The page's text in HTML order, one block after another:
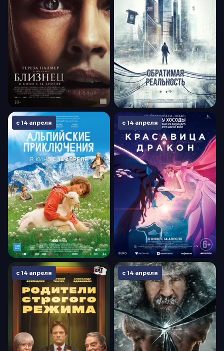
с 14 апреля с 14 апреля
с 14 апреля с 14 апреля